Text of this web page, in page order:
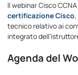
Il webinar Cisco
certificazione Cisco,
tecnico relativo ai
integrato
Agenda del